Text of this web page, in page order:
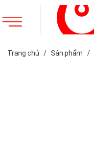
Trang chủ / Sản phẩm /